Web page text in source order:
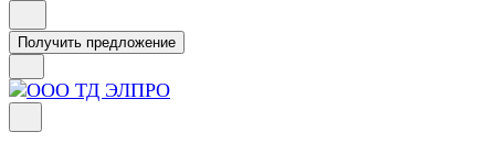
Получить предложение